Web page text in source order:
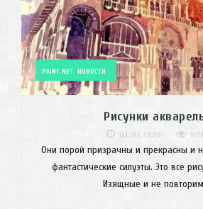
PAINT.NET НОВОСТИ
Рисунки
01.01.1970
Они порой призрачны и прекрасны и
фантастические силуэты. Это все
Изящные и не